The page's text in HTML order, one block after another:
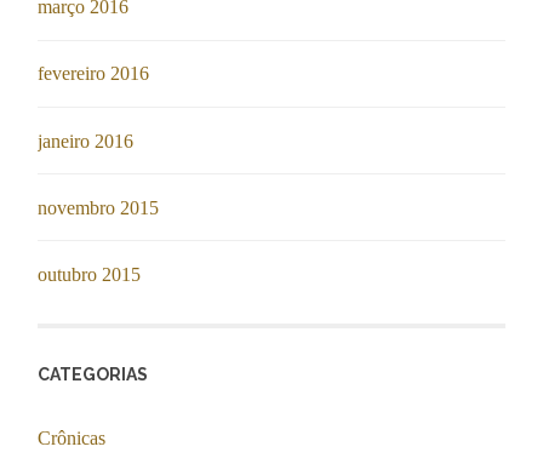
março 2016
fevereiro 2016
janeiro 2016
novembro 2015
outubro 2015
CATEGORIAS
Crônicas